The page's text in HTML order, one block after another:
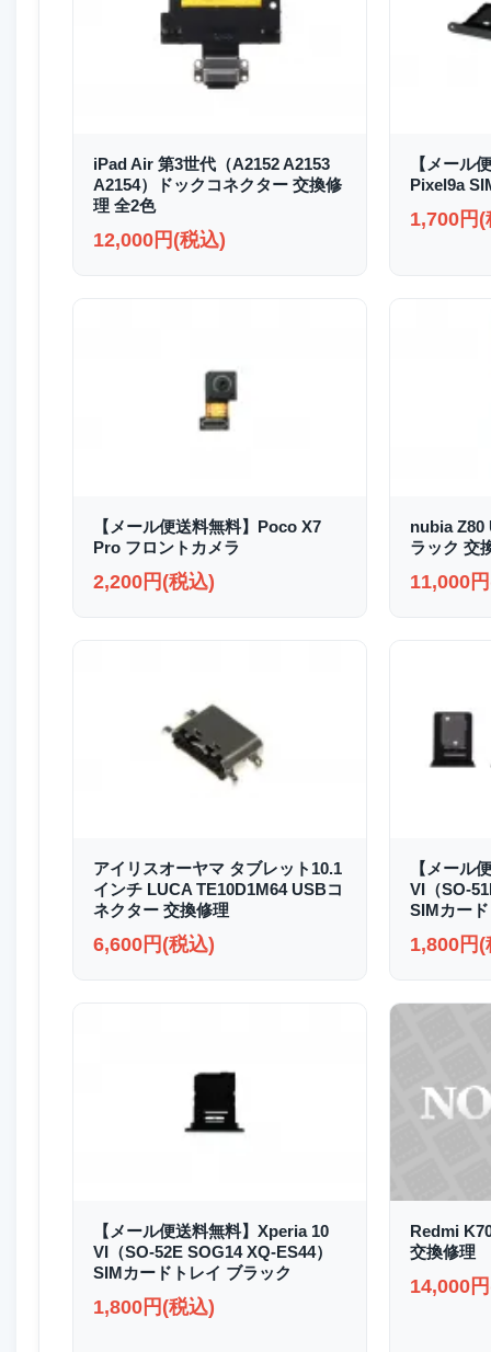
iPad Air 第3世代（A2152 A2153
A2154）ドックコネクター 交換修
理 全2色
12,000円(税込)
【メール
Pixel9a
1,700円(
【メール便送料無料】Poco X7
Pro フロントカメラ
2,200円(税込)
nubia Z80
ラック 交
11,000
アイリスオーヤマ タブレット10.1
インチ LUCA TE10D1M64 USBコ
ネクター 交換修理
6,600円(税込)
【メール
VI（SO-
SIMカー
1,800円(
【メール便送料無料】Xperia 10
VI（SO-52E SOG14 XQ-ES44）
SIMカードトレイ ブラック
1,800円(税込)
Redmi
交換修理
14,000